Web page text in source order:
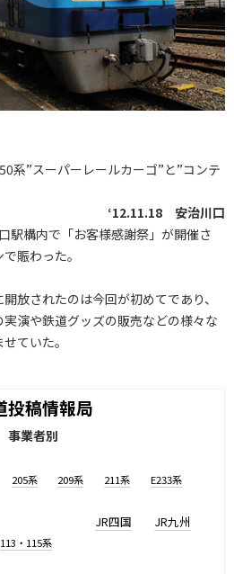
系”スーパーレールカーゴ”と”コンテ
‘12.11.18 安治川口
駅構内で「お客様感謝祭」が開催さ
賑わった。
放されたのは今回が初めてであり、
演や鉄道グッズの販売などの様々な
ていた。
投稿情報局
事業者別
205系 209系 211系 E233系
113・115系
JR四国 JR九州